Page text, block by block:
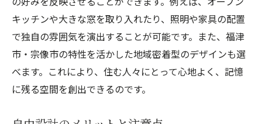
注文住宅を検討する際の基礎知識
宗像市特有の住宅市場の特徴
注文住宅における法的手続きの流れ
宗像市での注文住宅のトレンド
土地探しから始める家づくりのポイント
キッチンや大きな窓を取り入れたり、照明や家具の配置
で独自の雰囲気を演出することが可能です。また、福津
市・宗像市の特性を活かした地域密着型のデザインも選
べます。これにより、住む人々にとって心地よく、記憶
に残る空間を創出できるのです。